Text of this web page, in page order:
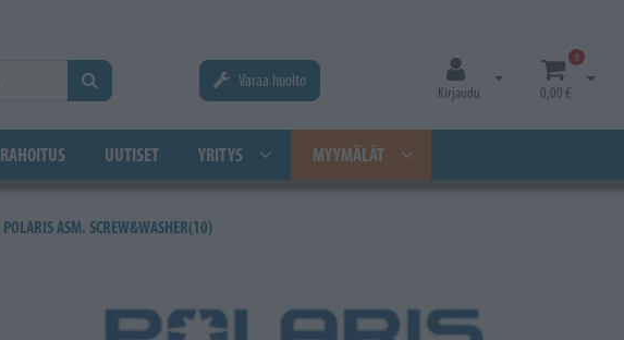
Varaa huolto
Kirjaudu
Avaa kirjautuminen
0
0,00 €
Avaa
RAHOITUS UUTISET YRITYS MYYMÄLÄT
POLARIS ASM. SCREW&WASHER(10)